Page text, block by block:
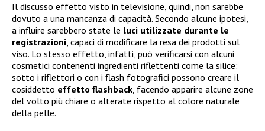
Il discusso effetto visto in televisione, quindi, non sarebbe
dovuto a una mancanza di capacità. Secondo alcune ipotesi,
a influire sarebbero state le luci utilizzate durante le
registrazioni, capaci di modificare la resa dei prodotti sul
viso. Lo stesso effetto, infatti, può verificarsi con alcuni
cosmetici contenenti ingredienti riflettenti come la silice:
sotto i riflettori o con i flash fotografici possono creare il
cosiddetto effetto flashback, facendo apparire alcune zone
del volto più chiare o alterate rispetto al colore naturale
della pelle.